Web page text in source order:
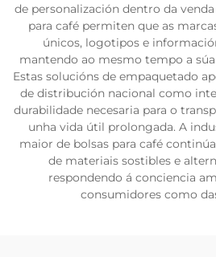
de personalización dentro da
para café permiten que as
únicos, logotipos e
mantendo ao mesmo tempo a
Estas solucións de empaquetado
de distribución nacional como
durabilidade necesaria para o
unha vida útil prolongada. A
maior de bolsas para café
de materiais sostibles e
respondendo á conciencia
consumidores como